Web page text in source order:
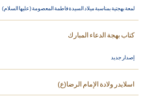
لمعة بهجتية بمناسبة ميلاد السيدة فاطمة المعصومة (عليها السلام)
كتاب بهجة الدعاء المبارك
إصدار جديد
اسلايدر ولادة الإمام الرضا(ع)